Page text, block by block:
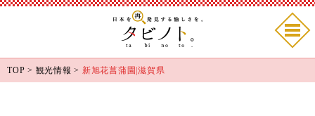
TOP > 観光情報 > 新旭花菖蒲園|滋賀県